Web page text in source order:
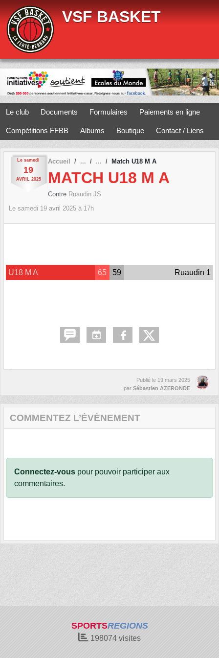
VSF BASKET
Le club Documents Formulaires Paiements en ligne
Compétitions FFBB Albums Boutique Contact / Liens
Le samedi
19
AVRIL 2025
Accueil Match U18 M A
MATCH U18 M A
Contre Ruaudin JS
Le samedi 19 avril 2025 à 17h
U18 M A 65 59 Ruaudin 1
Publié le 19 mars 2025
par Sébastien AZERONDE
COMMENTEZ L’ÉVÈNEMENT
Connectez-vous pour pouvoir participer aux
commentaires.
SPORTSREGIONS
198074 visites
Panneau de gestion des cookies